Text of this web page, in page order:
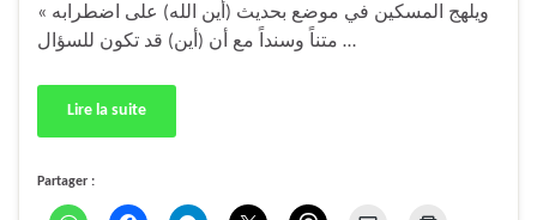
« ويلهج المسكين في موضع بحديث (أين الله) على اضطرابه
متناً وسنداً مع أن (أين) قد تكون للسؤال …
Lire la suite
Partager :